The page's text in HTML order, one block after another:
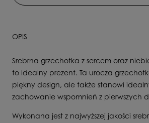
OPIS
Srebrna grzechotka z sercem oraz
to idealny prezent. Ta urocza
piękny design, ale także stanowi
zachowanie wspomnień z pierwszych
Wykonana jest z najwyższej jakości